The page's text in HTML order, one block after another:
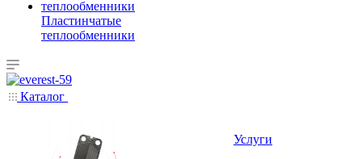
Пластинчатые
теплообменники
Каталог
Услуги